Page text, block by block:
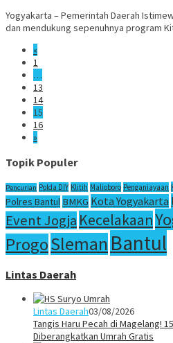
Yogyakarta – Pemerintah Daerah
dan mendukung sepenuhnya program
«
1
…
13
14
15
16
»
Topik Populer
Pencurian Polda DIY Klitih Malioboro Penganiayaan
Polres Bantul BMKG Kota Yogyakarta
Event Jogja Kecelakaan
ProgoSleman Bantul
Lintas Daerah
Lintas Daerah03/08/2026
Tangis Haru Pecah di Magelang!
Diberangkatkan Umrah Gratis